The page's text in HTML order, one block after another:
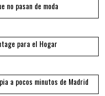
no pasan de moda
08
para el Hogar
09
a pocos minutos de Madrid